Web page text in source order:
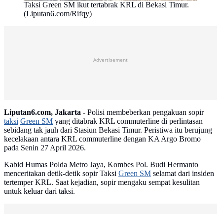
Taksi Green SM ikut tertabrak KRL di Bekasi Timur.
(Liputan6.com/Rifqy)
Advertisement
Liputan6.com, Jakarta - Polisi membeberkan pengakuan sopir
taksi Green SM yang ditabrak KRL commuterline di perlintasan
sebidang tak jauh dari Stasiun Bekasi Timur. Peristiwa itu berujung
kecelakaan antara KRL commuterline dengan KA Argo Bromo
pada Senin 27 April 2026.
Kabid Humas Polda Metro Jaya, Kombes Pol. Budi Hermanto
menceritakan detik-detik sopir Taksi Green SM selamat dari insiden
tertemper KRL. Saat kejadian, sopir mengaku sempat kesulitan
untuk keluar dari taksi.